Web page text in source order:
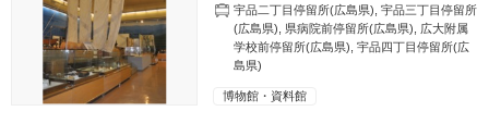
宇品二丁目停留所(広島県) ,宇品三丁目停留所
(広島県)
県病院前停留所(広島県)
広大附属
学校前停留所(広島県) ,宇品四丁目停留所(広
島県)
博物館・資料館